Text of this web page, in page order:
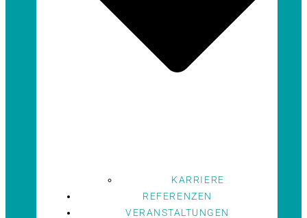
KARRIERE
REFERENZEN
VERANSTALTUNGEN